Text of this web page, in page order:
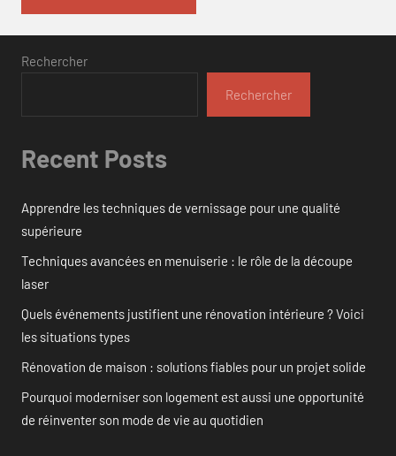
Rechercher
Rechercher
Recent Posts
Apprendre les techniques de vernissage pour une qualité
supérieure
Techniques avancées en menuiserie : le rôle de la découpe
laser
Quels événements justifient une rénovation intérieure ? Voici
les situations types
Rénovation de maison : solutions fiables pour un projet solide
Pourquoi moderniser son logement est aussi une opportunité
de réinventer son mode de vie au quotidien